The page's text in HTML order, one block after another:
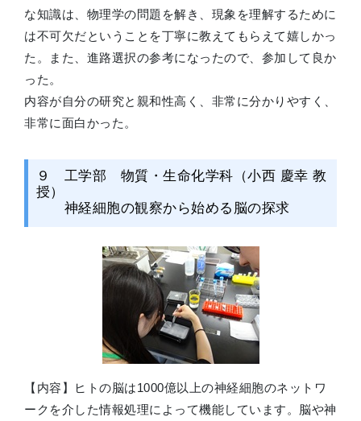
な知識は、物理学の問題を解き、現象を理解するために
は不可欠だということを丁寧に教えてもらえて嬉しかっ
た。また、進路選択の参考になったので、参加して良か
った。
内容が自分の研究と親和性高く、非常に分かりやすく、
非常に面白かった。
９ 工学部 物質・生命化学科（小西 慶幸 教
授）
神経細胞の観察から始める脳の探求
【内容】ヒトの脳は1000億以上の神経細胞のネットワ
ークを介した情報処理によって機能しています。脳や神